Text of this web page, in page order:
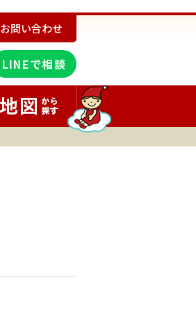
お問い合わせ
LINEで相談